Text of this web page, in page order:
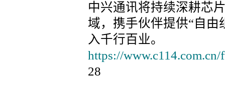
中兴通讯将持续深耕芯
域，携手伙伴提供“自
入千行百业。
https://
28